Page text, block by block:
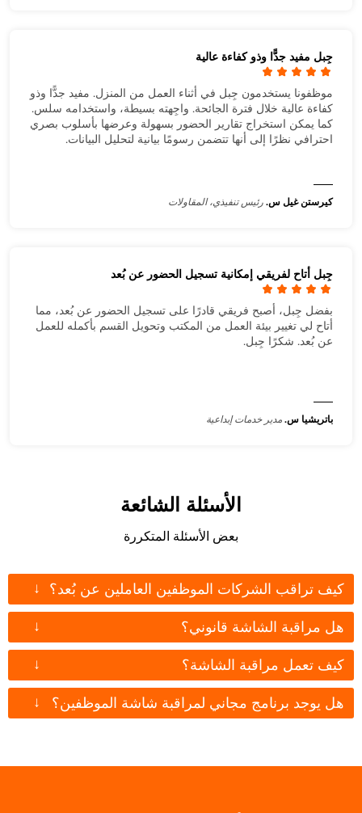
جِبل مفيد جدًّا وذو كفاءة عالية
موظفونا يستخدمون جِبل في أثناء العمل من المنزل. مفيد جدًّا وذو
كفاءة عالية خلال فترة الجائحة. واجِهته بسيطة، واستخدامه سلس.
كما يمكن استخراج تقارير الحضور بسهولة وعرضها بأسلوب بصري
احترافي نظرًا إلى أنها تتضمن رسومًا بيانية لتحليل البيانات.
كيرستن غيل س.رئيس تنفيذي، المقاولات
جِبل أتاح لفريقي إمكانية تسجيل الحضور عن بُعد
بفضل جِبل، أصبح فريقي قادرًا على تسجيل الحضور عن بُعد، مما
أتاح لي تغيير بيئة العمل من المكتب وتحويل القسم بأكمله للعمل
عن بُعد. شكرًا جِبل.
باتريشيا س.مدير خدمات إبداعية
الأسئلة الشائعة
بعض الأسئلة المتكررة
كيف تراقب الشركات الموظفين العاملين عن بُعد؟ ↓
هل مراقبة الشاشة قانوني؟ ↓
كيف تعمل مراقبة الشاشة؟ ↓
هل يوجد برنامج مجاني لمراقبة شاشة الموظفين؟ ↓